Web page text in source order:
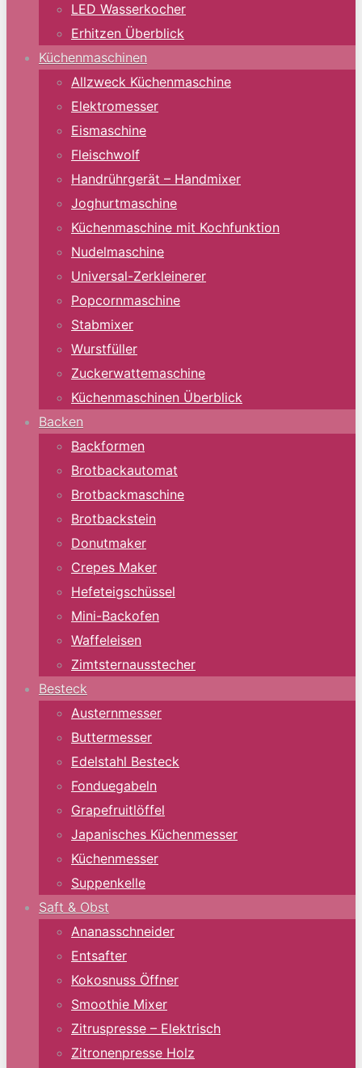
LED Wasserkocher
Erhitzen Überblick
Küchenmaschinen
Allzweck Küchenmaschine
Elektromesser
Eismaschine
Fleischwolf
Handrührgerät – Handmixer
Joghurtmaschine
Küchenmaschine mit Kochfunktion
Nudelmaschine
Universal-Zerkleinerer
Popcornmaschine
Stabmixer
Wurstfüller
Zuckerwattemaschine
Küchenmaschinen Überblick
Backen
Backformen
Brotbackautomat
Brotbackmaschine
Brotbackstein
Donutmaker
Crepes Maker
Hefeteigschüssel
Mini-Backofen
Waffeleisen
Zimtsternausstecher
Besteck
Austernmesser
Buttermesser
Edelstahl Besteck
Fonduegabeln
Grapefruitlöffel
Japanisches Küchenmesser
Küchenmesser
Suppenkelle
Saft & Obst
Ananasschneider
Entsafter
Kokosnuss Öffner
Smoothie Mixer
Zitruspresse – Elektrisch
Zitronenpresse Holz